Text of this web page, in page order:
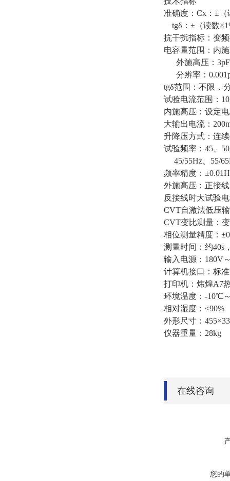
准确度：Cx：±（
tgδ：±（读数
抗干扰指标：变
电容量范围：内
外施高压：3pF
分辨率：
tgδ范围：不限，
试验电流范围：
内施高压：设定
大输出电流：
升降压方式：连
试验频率：45、
45/55Hz、55/
频率精度：
外施高压：正接
反接线时大试验
CVT自激法低压
CVT变比测量：
相位测量精度：
测量时间：约40s
输入电源：180V
计算机接口：标
打印机：炜煌A7
环境温度：-10℃
相对湿度：<90%
外形尺寸：
仪器重量：28kg
在线咨询
您的